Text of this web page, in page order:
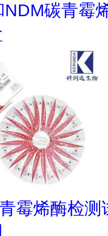
碳青霉
霉烯酶检测